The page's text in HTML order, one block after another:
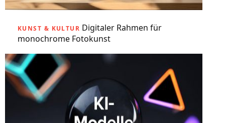
KUNST & KULTUR Digitaler Rahmen für
monochrome Fotokunst